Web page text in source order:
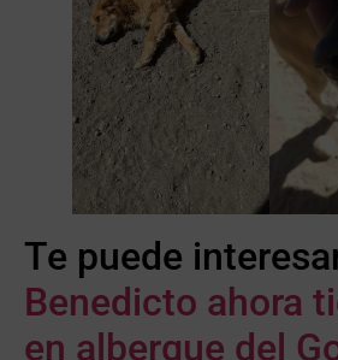
Te puede
Benedicto ahora
en albergue del